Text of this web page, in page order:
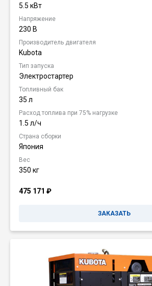
5.5 кВт
Напряжение
230 В
Производитель двигателя
Kubota
Тип запуска
Электростартер
Топливный бак
35 л
Расход топлива при 75% нагрузке
1.5 л/ч
Страна сборки
Япония
Вес
350 кг
475 171 ₽
ЗАКАЗАТЬ